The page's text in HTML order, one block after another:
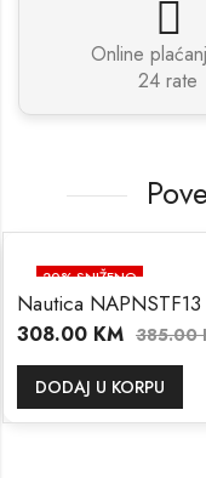
Online
24 rate
20% SNIŽENO
Nautica NAPNSTF13
308.00 KM 385.00
DODAJ U KORPU